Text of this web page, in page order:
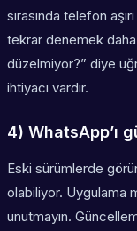
sırasında telefon
tekrar denemek
düzelmiyor?” diye
ihtiyacı vardır.
4) WhatsApp’ı
Eski sürümlerde
olabiliyor. Uygulama
unutmayın.